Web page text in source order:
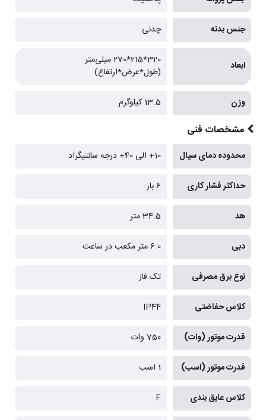
جنس بدنه چدنی
ابعاد
320*215*270 میلی‌متر
(طول*عرض*ارتفاع)
وزن 13.5 کیلوگرم
مشخصات فنی
محدوده دمای سیال 10+ الی 40+ درجه سانتیگراد
حداکثر فشار کاری 6 بار
هد 34.5 متر
دبی 6.0 متر مکعب در ساعت
نوع برق مصرفی تک فاز
کلاس حفاضتی IP44
قدرت موتور (وات) 750 وات
قدرت موتور (اسب) 1 اسب
کلاس عایق بندی F